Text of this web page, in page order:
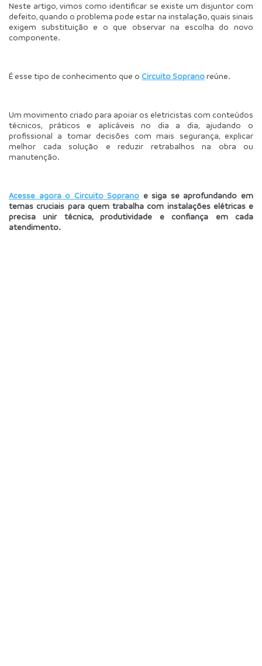
Neste artigo, vimos como identificar se existe um disjuntor com
defeito, quando o problema pode estar na instalação, quais sinais
exigem substituição e o que observar na escolha do novo
componente.
É esse tipo de conhecimento que o Circuito Soprano reúne.
Um movimento criado para apoiar os eletricistas com conteúdos
técnicos, práticos e aplicáveis no dia a dia, ajudando o
profissional a tomar decisões com mais segurança, explicar
melhor cada solução e reduzir retrabalhos na obra ou
manutenção.
Acesse agora o Circuito Soprano e siga se aprofundando em
temas cruciais para quem trabalha com instalações elétricas e
precisa unir técnica, produtividade e confiança em cada
atendimento.